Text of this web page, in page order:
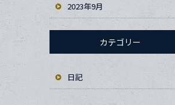
2023年9月
カテゴリー
日記